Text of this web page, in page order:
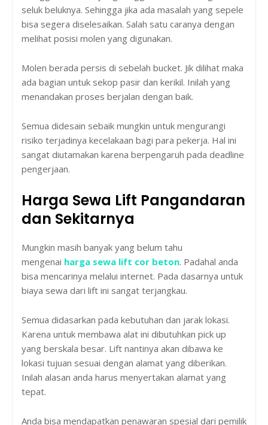
seluk beluknya. Sehingga jika ada masalah yang sepele
bisa segera diselesaikan. Salah satu caranya dengan
melihat posisi molen yang digunakan.
Molen berada persis di sebelah bucket. Jik dilihat maka
ada bagian untuk sekop pasir dan kerikil. Inilah yang
menandakan proses berjalan dengan baik.
Semua didesain sebaik mungkin untuk mengurangi
risiko terjadinya kecelakaan bagi para pekerja. Hal ini
sangat diutamakan karena berpengaruh pada deadline
pengerjaan.
Harga Sewa Lift Pangandaran
dan Sekitarnya
Mungkin masih banyak yang belum tahu
mengenai harga sewa lift cor beton. Padahal anda
bisa mencarinya melalui internet. Pada dasarnya untuk
biaya sewa dari lift ini sangat terjangkau.
Semua didasarkan pada kebutuhan dan jarak lokasi.
Karena untuk membawa alat ini dibutuhkan pick up
yang berskala besar. Lift nantinya akan dibawa ke
lokasi tujuan sesuai dengan alamat yang diberikan.
Inilah alasan anda harus menyertakan alamat yang
tepat.
Anda bisa mendapatkan penawaran spesial dari pemilik